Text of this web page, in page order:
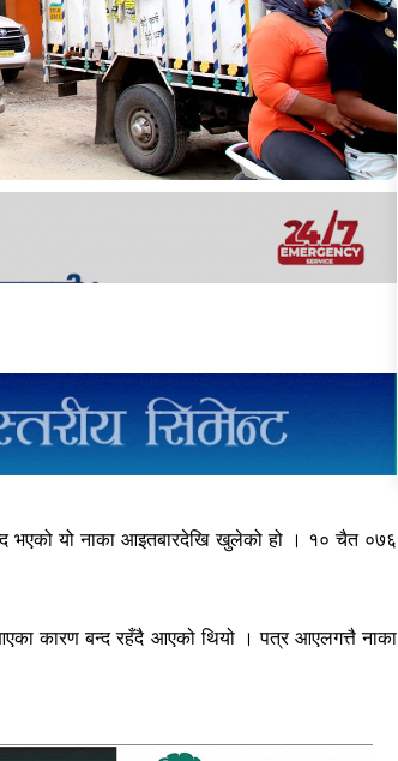
भएको यो नाका आइतबारदेखि खुलेको हो । १० चैत ०७६
कारण बन्द रहँदै आएको थियो । पत्र आएलगत्तै नाका